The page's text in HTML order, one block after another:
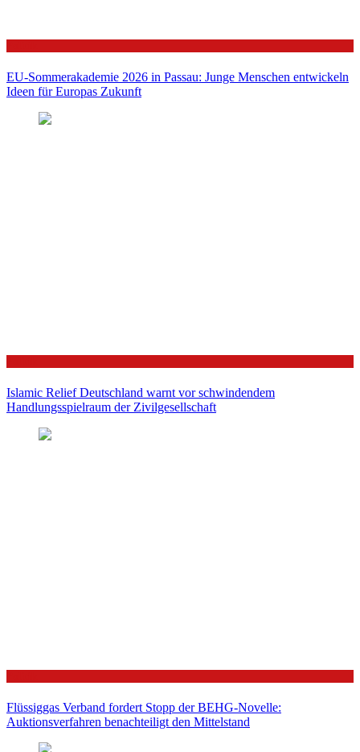
EU-Sommerakademie 2026 in Passau: Junge Menschen entwickeln
Ideen für Europas Zukunft
Islamic Relief Deutschland warnt vor schwindendem
Handlungsspielraum der Zivilgesellschaft
Flüssiggas Verband fordert Stopp der BEHG-Novelle:
Auktionsverfahren benachteiligt den Mittelstand